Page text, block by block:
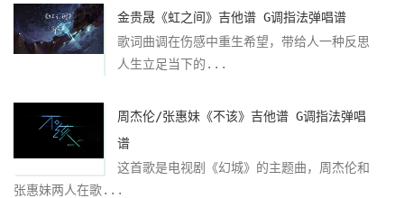
金贵晟《虹之间》吉他谱 G调指法弹唱谱
歌词曲调在伤感中重生希望，带给人一种反思
人生立足当下的...
周杰伦/张惠妹《不该》吉他谱 G调指法弹唱
谱
这首歌是电视剧《幻城》的主题曲，周杰伦和
张惠妹两人在歌...